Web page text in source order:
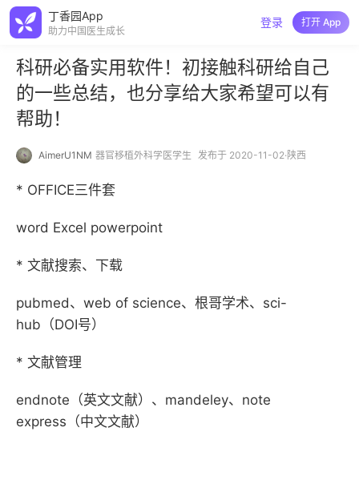
丁香园App
助力中国医生成长
登录 打开 App
科研必备实用软件！初接触科研给自己
的一些总结，也分享给大家希望可以有
帮助！
AimerU1NM 器官移植外科学医学生 发布于 2020-11-02·陕西
* OFFICE三件套
word Excel powerpoint
* 文献搜索、下载
pubmed、web of science、根哥学术、sci-
hub（DOI号）
* 文献管理
endnote（英文文献）、mandeley、note
express（中文文献）